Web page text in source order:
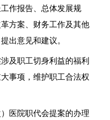
工作报告、总体发展规
方案、财务工作及其他
出意见和建议。
及职工切身利益的福利
事项，维护职工合法权
医院职代会提案的办理